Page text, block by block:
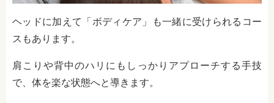
ヘッドに加えて「ボディケア」も一緒に受けられるコー
スもあります。
肩こりや背中のハリにもしっかりアプローチする手技
で、体を楽な状態へと導きます。